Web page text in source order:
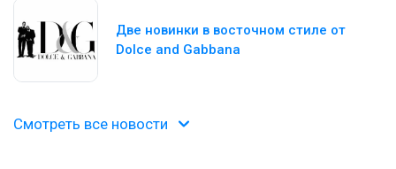
Две новинки в восточном стиле от
Dolce and Gabbana
Смотреть все новости